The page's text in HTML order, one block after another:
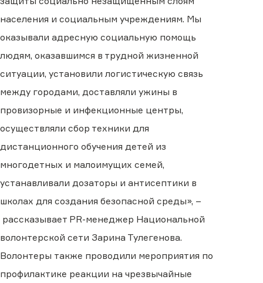
населения и социальным учреждениям. Мы
оказывали адресную социальную помощь
людям, оказавшимся в трудной жизненной
ситуации, установили логистическую связь
между городами, доставляли ужины в
провизорные и инфекционные центры,
осуществляли сбор техники для
дистанционного обучения детей из
многодетных и малоимущих семей,
устанавливали дозаторы и антисептики в
школах для создания безопасной среды», –
рассказывает PR-менеджер Национальной
волонтерской сети Зарина Тулегенова.
Волонтеры также проводили мероприятия по
профилактике реакции на чрезвычайные